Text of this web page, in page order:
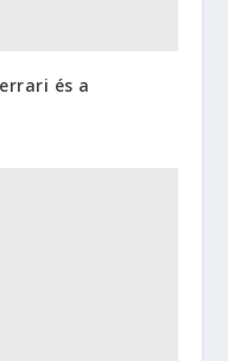
és a